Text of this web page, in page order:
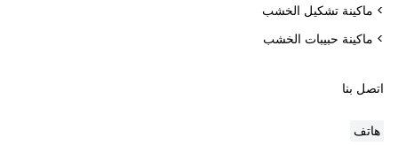
> ماكينة تشكيل الخشب
> ماكينة حبيبات الخشب
اتصل بنا
هاتف